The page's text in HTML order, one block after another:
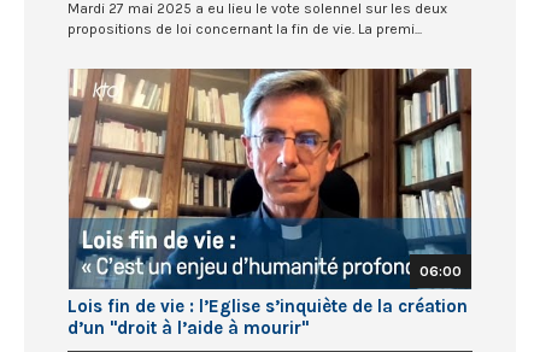
Mardi 27 mai 2025 a eu lieu le vote solennel sur les deux
propositions de loi concernant la fin de vie. La premi...
06:00
Lois fin de vie : l’Eglise s’inquiète de la création
d’un "droit à l’aide à mourir"